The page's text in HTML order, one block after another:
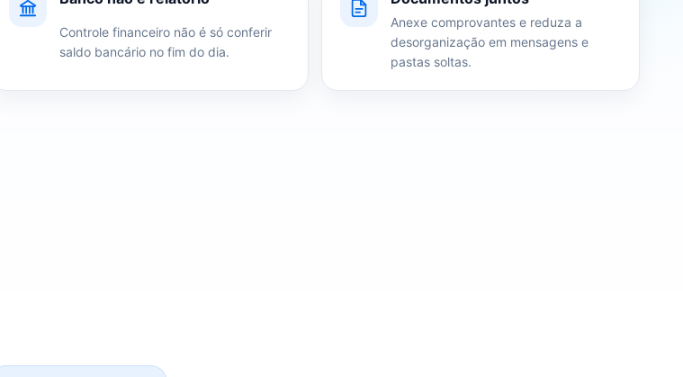
Controle financeiro não é só conferir
saldo bancário no fim do dia.
Anexe comprovantes e reduza a
desorganização em mensagens e
pastas soltas.